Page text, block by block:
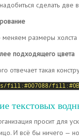
сделать две
меняем размеры холста
подходящего цвета
отвечает такая
fill:#007088/
текстовых
просит для
И всё бы ничего —